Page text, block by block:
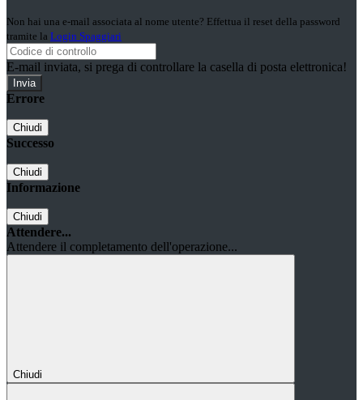
Non hai una e-mail associata al nome utente? Effettua il reset della password
tramite la Login Spaggiari
E-mail inviata, si prega di controllare la casella di posta elettronica!
Errore
Chiudi
Successo
Chiudi
Informazione
Chiudi
Attendere...
Attendere il completamento dell'operazione...
Chiudi